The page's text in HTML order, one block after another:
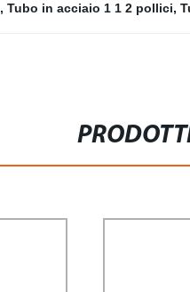
, Tubo in acciaio 1 1 2 pollici,